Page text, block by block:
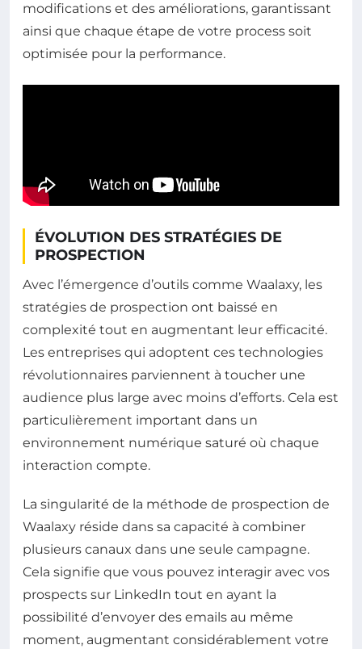
modifications et des améliorations, garantissant
ainsi que chaque étape de votre process soit
optimisée pour la performance.
ÉVOLUTION DES STRATÉGIES DE
PROSPECTION
Avec l’émergence d’outils comme Waalaxy, les
stratégies de prospection ont baissé en
complexité tout en augmentant leur efficacité.
Les entreprises qui adoptent ces technologies
révolutionnaires parviennent à toucher une
audience plus large avec moins d’efforts. Cela est
particulièrement important dans un
environnement numérique saturé où chaque
interaction compte.
La singularité de la méthode de prospection de
Waalaxy réside dans sa capacité à combiner
plusieurs canaux dans une seule campagne.
Cela signifie que vous pouvez interagir avec vos
prospects sur LinkedIn tout en ayant la
possibilité d’envoyer des emails au même
moment, augmentant considérablement votre